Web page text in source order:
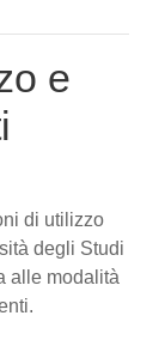
e
di utilizzo
degli Studi
alle modalità